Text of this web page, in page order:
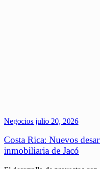
Negocios julio 20, 2026
Costa Rica: Nuevos
inmobiliaria de Jacó